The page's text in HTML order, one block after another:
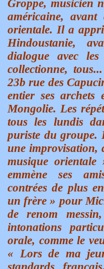
Groppe, musicien
américaine,
orientale. Il a
Hindoustanie,
dialogue avec
collectionne,
23b rue des
entier ses archets
Mongolie. Les
tous les lundis
puriste du groupe.
une improvisation,
musique
emmène ses
contrées de plus
un frère » pour
de renom
intonations
orale, comme le
« Lors de ma